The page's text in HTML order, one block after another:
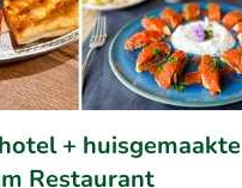
+ huisgemaakte
Restaurant